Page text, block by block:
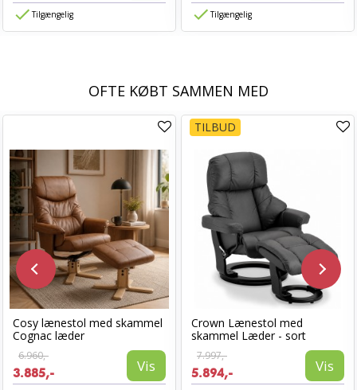
Tilgængelig Tilgængelig
OFTE KØBT SAMMEN MED
Cosy lænestol med skammel
Cognac læder
6.960,-
3.885,- Vis
TILBUD
Crown Lænestol med
skammel Læder - sort
7.997,-
5.894,- Vis